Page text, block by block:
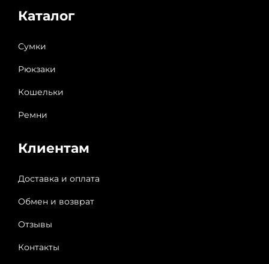
Каталог
Сумки
Рюкзаки
Кошельки
Ремни
Клиентам
Доставка и оплата
Обмен и возврат
Отзывы
Контакты